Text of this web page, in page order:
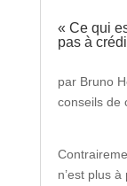
« Ce qui
pas à
par Bruno
conseils de
n’est plus